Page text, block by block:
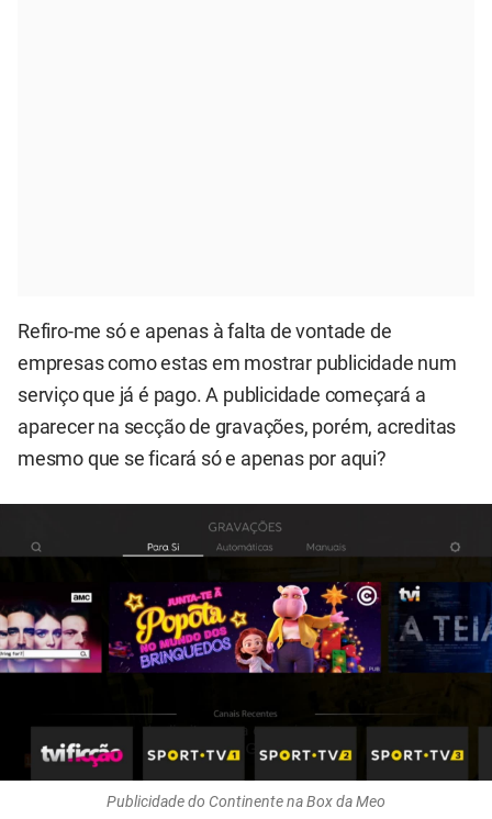
Refiro-me só e apenas à falta de vontade de
empresas como estas em mostrar publicidade num
serviço que já é pago. A publicidade começará a
aparecer na secção de gravações, porém, acreditas
mesmo que se ficará só e apenas por aqui?
Publicidade do Continente na Box da Meo